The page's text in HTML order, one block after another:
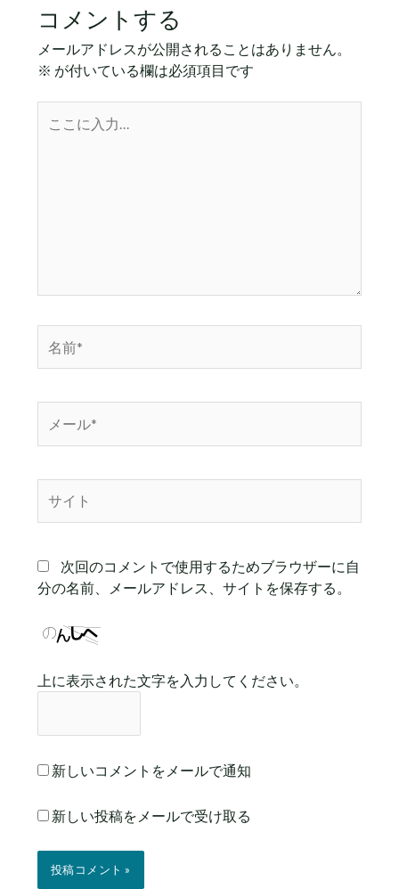
コメントする
メールアドレスが公開されることはありません。
※ が付いている欄は必須項目です
こ
前
ー
*
次回のコメントで使用するためブラウザーに自
分の名前、メールアドレス、サイトを保存する。
上に表示された文字を入力してください。
新しいコメントをメールで通知
新しい投稿をメールで受け取る